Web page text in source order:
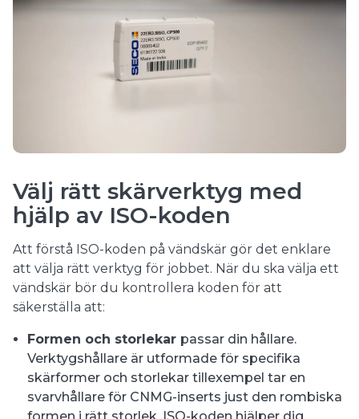
Välj rätt skärverktyg med
hjälp av ISO-koden
Att förstå ISO-koden på vändskär gör det enklare
att välja rätt verktyg för jobbet. När du ska välja ett
vändskär bör du kontrollera koden för att
säkerställa att:
Formen och storlekar passar din hållare.
Verktygshållare är utformade för specifika
skärformer och storlekar tillexempel tar en
svarvhållare för CNMG-inserts just den rombiska